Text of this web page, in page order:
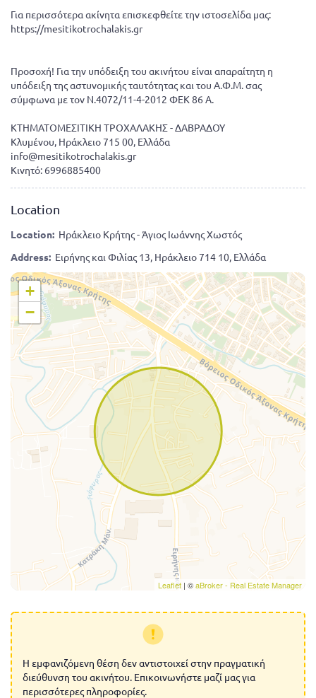
Για περισσότερα ακίνητα επισκεφθείτε την ιστοσελίδα μας:
https://mesitikotrochalakis.gr
Προσοχή! Για την υπόδειξη του ακινήτου είναι απαραίτητη η
υπόδειξη της αστυνομικής ταυτότητας και του Α.Φ.Μ. σας
σύμφωνα με τον Ν.4072/11-4-2012 ΦΕΚ 86 Α.
ΚΤΗΜΑΤΟΜΕΣΙΤΙΚΗ ΤΡΟΧΑΛΑΚΗΣ - ΔΑΒΡΑΔΟΥ
Κλυμένου, Ηράκλειο 715 00, Ελλάδα
info@mesitikotrochalakis.gr
Κινητό: 6996885400
Location
Location: Ηράκλειο Κρήτης - Άγιος Ιωάννης Χωστός
Address: Ειρήνης και Φιλίας 13, Ηράκλειο 714 10, Ελλάδα
+
−
Leaflet | ©aBroker - Real Estate Manager
Η εμφανιζόμενη θέση δεν αντιστοιχεί στην πραγματική
διεύθυνση του ακινήτου. Επικοινωνήστε μαζί μας για
περισσότερες πληροφορίες.